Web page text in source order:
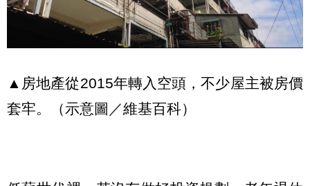
▲房地產從2015年轉入空頭，不少屋主被房價
套牢。（示意圖／維基百科）